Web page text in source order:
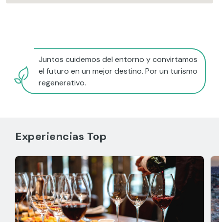
Juntos cuidemos del entorno y convirtamos
el futuro en un mejor destino. Por un turismo
regenerativo.
Experiencias Top